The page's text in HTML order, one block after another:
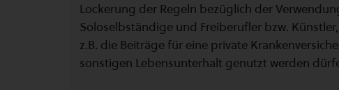
Lockerung der Regeln bezüglich der
Soloselbständige und Freiberufler bzw.
z.B. die Beiträge für eine private
sonstigen Lebensunterhalt genutzt werden